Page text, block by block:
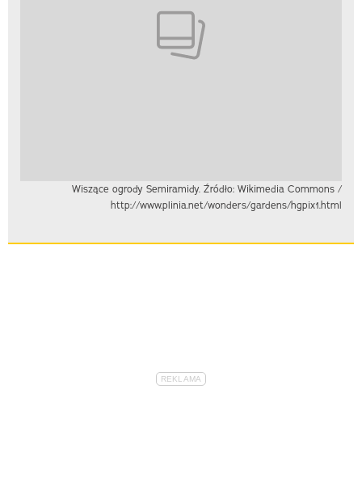
Wiszące ogrody Semiramidy. Źródło: Wikimedia Commons /
http://www.plinia.net/wonders/gardens/hgpix1.html